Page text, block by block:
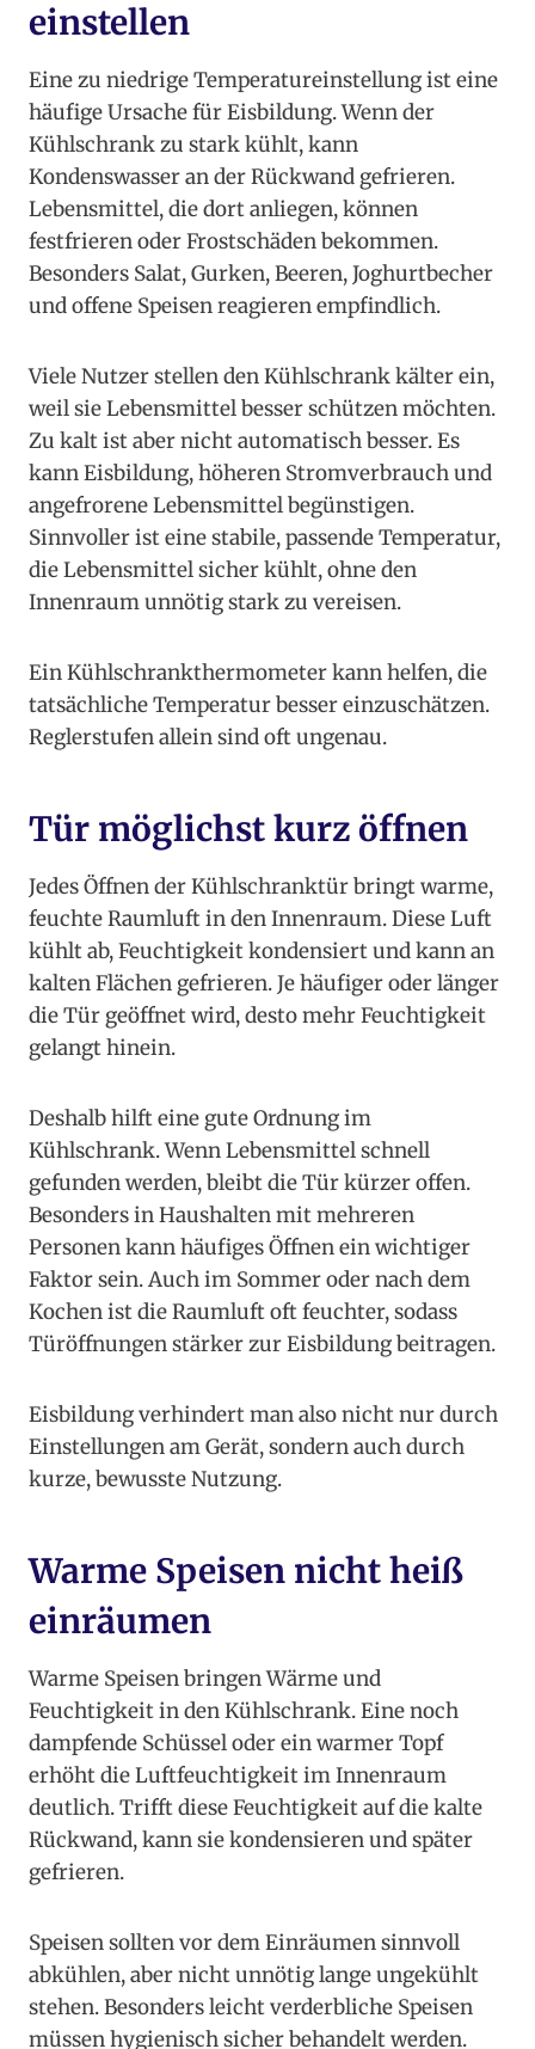
einstellen
Eine zu niedrige Temperatureinstellung ist eine
häufige Ursache für Eisbildung. Wenn der
Kühlschrank zu stark kühlt, kann
Kondenswasser an der Rückwand gefrieren.
Lebensmittel, die dort anliegen, können
festfrieren oder Frostschäden bekommen.
Besonders Salat, Gurken, Beeren, Joghurtbecher
und offene Speisen reagieren empfindlich.
Viele Nutzer stellen den Kühlschrank kälter ein,
weil sie Lebensmittel besser schützen möchten.
Zu kalt ist aber nicht automatisch besser. Es
kann Eisbildung, höheren Stromverbrauch und
angefrorene Lebensmittel begünstigen.
Sinnvoller ist eine stabile, passende Temperatur,
die Lebensmittel sicher kühlt, ohne den
Innenraum unnötig stark zu vereisen.
Ein Kühlschrankthermometer kann helfen, die
tatsächliche Temperatur besser einzuschätzen.
Reglerstufen allein sind oft ungenau.
Tür möglichst kurz öffnen
Jedes Öffnen der Kühlschranktür bringt warme,
feuchte Raumluft in den Innenraum. Diese Luft
kühlt ab, Feuchtigkeit kondensiert und kann an
kalten Flächen gefrieren. Je häufiger oder länger
die Tür geöffnet wird, desto mehr Feuchtigkeit
gelangt hinein.
Deshalb hilft eine gute Ordnung im
Kühlschrank. Wenn Lebensmittel schnell
gefunden werden, bleibt die Tür kürzer offen.
Besonders in Haushalten mit mehreren
Personen kann häufiges Öffnen ein wichtiger
Faktor sein. Auch im Sommer oder nach dem
Kochen ist die Raumluft oft feuchter, sodass
Türöffnungen stärker zur Eisbildung beitragen.
Eisbildung verhindert man also nicht nur durch
Einstellungen am Gerät, sondern auch durch
kurze, bewusste Nutzung.
Warme Speisen nicht heiß
einräumen
Warme Speisen bringen Wärme und
Feuchtigkeit in den Kühlschrank. Eine noch
dampfende Schüssel oder ein warmer Topf
erhöht die Luftfeuchtigkeit im Innenraum
deutlich. Trifft diese Feuchtigkeit auf die kalte
Rückwand, kann sie kondensieren und später
gefrieren.
Speisen sollten vor dem Einräumen sinnvoll
abkühlen, aber nicht unnötig lange ungekühlt
stehen. Besonders leicht verderbliche Speisen
müssen hygienisch sicher behandelt werden.